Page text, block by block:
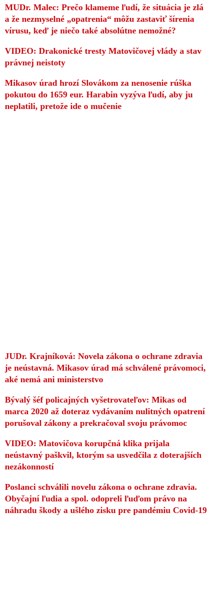
MUDr. Malec: Prečo klameme ľudí, že situácia je zlá
a že nezmyselné „opatrenia“ môžu zastaviť šírenia
vírusu, keď je niečo také absolútne nemožné?
VIDEO: Drakonické tresty Matovičovej vlády a stav
právnej neistoty
Mikasov úrad hrozí Slovákom za nenosenie rúška
pokutou do 1659 eur. Harabin vyzýva ľudí, aby ju
neplatili, pretože ide o mučenie
JUDr. Krajníková: Novela zákona o ochrane zdravia
je neústavná. Mikasov úrad má schválené právomoci,
aké nemá ani ministerstvo
Bývalý šéf policajných vyšetrovateľov: Mikas od
marca 2020 až doteraz vydávaním nulitných opatrení
porušoval zákony a prekračoval svoju právomoc
VIDEO: Matovičova korupčná klika prijala
neústavný paškvil, ktorým sa usvedčila z doterajších
nezákonností
Poslanci schválili novelu zákona o ochrane zdravia.
Obyčajní ľudia a spol. odopreli ľuďom právo na
náhradu škody a ušlého zisku pre pandémiu Covid-19